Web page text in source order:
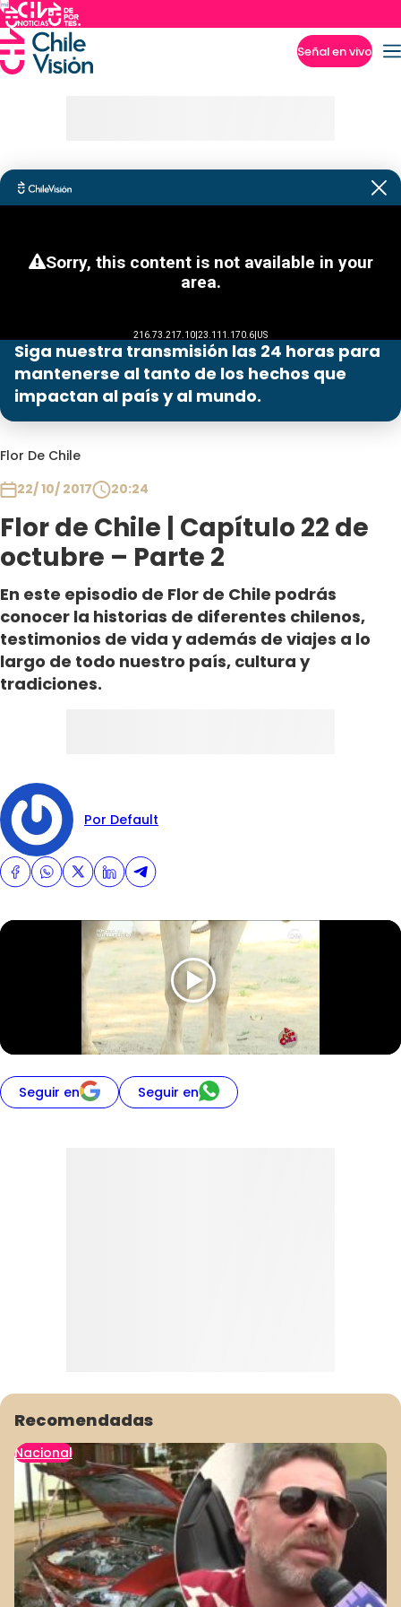
Señal en vivo
Siga nuestra transmisión las 24 horas para
mantenerse al tanto de los hechos que
impactan al país y al mundo.
Flor De Chile
22/ 10/ 2017
20:24
Flor de Chile | Capítulo 22 de
octubre – Parte 2
En este episodio de Flor de Chile podrás
conocer la historias de diferentes chilenos,
testimonios de vida y además de viajes a lo
largo de todo nuestro país, cultura y
tradiciones.
Por Default
Seguir en Seguir en
Recomendadas
Nacional
Programas
Club De La Comedia
Contigo en Directo
Plan Perfecto
El Tiempo
Sabingo
Todos Los Programas